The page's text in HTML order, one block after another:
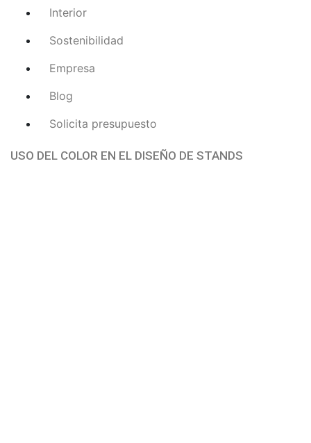
Interior
Sostenibilidad
Empresa
Blog
Solicita presupuesto
USO DEL COLOR EN EL DISEÑO DE STANDS